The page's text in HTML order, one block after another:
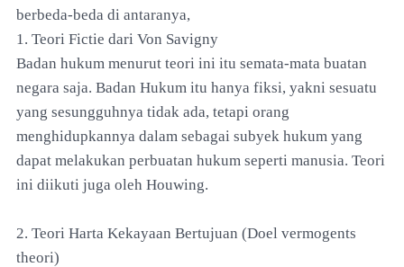
berbeda-beda di antaranya,
1. Teori Fictie dari Von Savigny
Badan hukum menurut teori ini itu semata-mata buatan
negara saja. Badan Hukum itu hanya fiksi, yakni sesuatu
yang sesungguhnya tidak ada, tetapi orang
menghidupkannya dalam sebagai subyek hukum yang
dapat melakukan perbuatan hukum seperti manusia. Teori
ini diikuti juga oleh Houwing.
2. Teori Harta Kekayaan Bertujuan (Doel vermogents
theori)